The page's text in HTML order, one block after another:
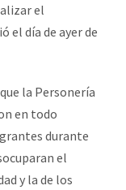
el
el día de ayer de
la Personería
en todo
durante
el
y la de los